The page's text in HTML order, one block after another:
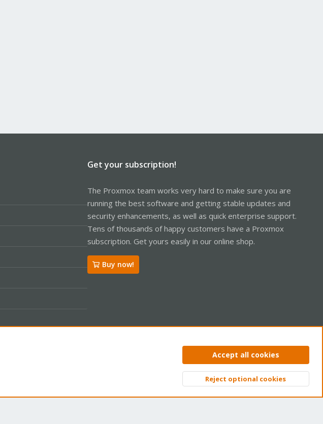
Get your subscription!
The Proxmox team works very hard to make sure you are
running the best software and getting stable updates and
security enhancements, as well as quick enterprise support.
Tens of thousands of happy customers have a Proxmox
subscription. Get yours easily in our online shop.
Buy now!
Privacy policy Help Home
Top
Accept all cookies
Reject optional cookies